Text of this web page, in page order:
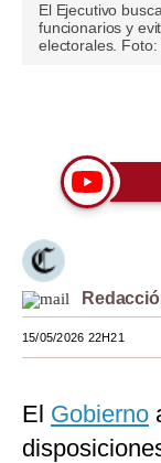
Blogs
Viajes
Moda
Estilos
Mundo
EEUU
España
El Ejecutivo
funcionarios y
electorales. Foto:
15/05/2026 22H21
El Gobierno